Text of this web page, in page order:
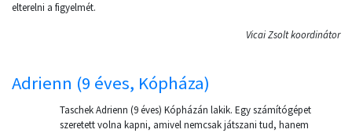
elterelni a figyelmét.
Vicai Zsolt koordinátor
Adrienn (9 éves, Kópháza)
Taschek Adrienn (9 éves) Kópházán lakik. Egy számítógépet
szeretett volna kapni, amivel nemcsak játszani tud, hanem